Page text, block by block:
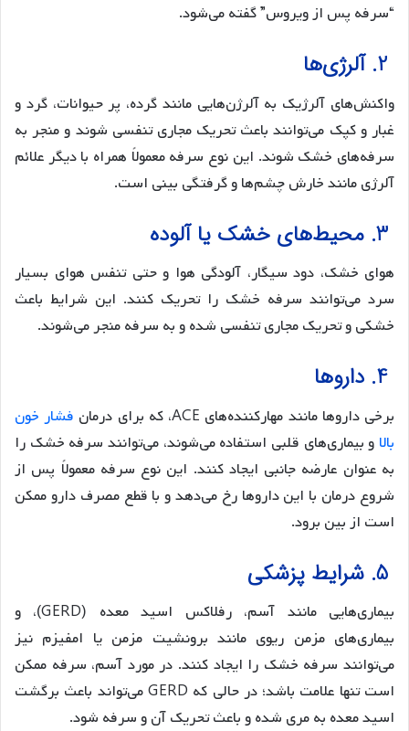
“سرفه پس از ویروس” گفته می‌شود.
واکنش‌های آلرژیک به آلرژن‌هایی مانند گرده، پر حیوانات، گرد و
غبار و کپک می‌توانند باعث تحریک مجاری تنفسی شوند و منجر به
سرفه‌های خشک شوند. این نوع سرفه معمولاً همراه با دیگر علائم
آلرژی مانند خارش چشم‌ها و گرفتگی بینی است.
هوای خشک، دود سیگار، آلودگی هوا و حتی تنفس هوای بسیار
سرد می‌توانند سرفه خشک را تحریک کنند. این شرایط باعث
خشکی و تحریک مجاری تنفسی شده و به سرفه منجر می‌شوند.
برخی داروها مانند مهارکننده‌های ACE، که برای درمان
فشار خون
بالا و بیماری‌های قلبی استفاده می‌شوند، می‌توانند سرفه خشک را
به عنوان عارضه جانبی ایجاد کنند. این نوع سرفه معمولاً پس از
شروع درمان با این داروها رخ می‌دهد و با قطع مصرف دارو ممکن
است از بین برود.
بیماری‌هایی مانند آسم، رفلاکس اسید معده (GERD)، و
بیماری‌های مزمن ریوی مانند برونشیت مزمن یا امفیزم نیز
می‌توانند سرفه خشک را ایجاد کنند. در مورد آسم، سرفه ممکن
است تنها علامت باشد؛ در حالی که GERD می‌تواند باعث برگشت
اسید معده به مری شده و باعث تحریک آن و سرفه شود.